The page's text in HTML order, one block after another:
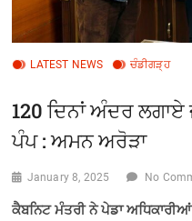
LATEST NEWS ਚੰਡੀਗੜ੍ਹ
120 ਦਿਨਾਂ ਅੰਦਰ
ਪੰਪ : ਅਮਨ ਅਰੋੜਾ
January 8, 2025 No
ਕੈਬਨਿਟ ਮੰਤਰੀ ਨੇ ਪੇਡਾ